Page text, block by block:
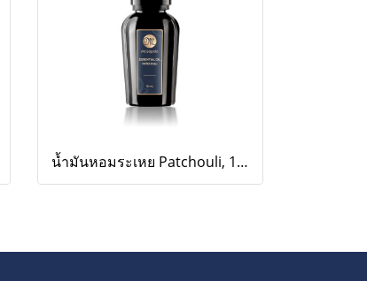
น้ำมันหอมระเหย Patchouli, 10ml